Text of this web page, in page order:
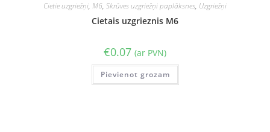
Cietie uzgriežņi, M6, Skrūves uzgriežņi paplāksnes, Uzgriežņi
Cietais uzgrieznis M6
€0.07 (ar PVN)
Pievienot grozam